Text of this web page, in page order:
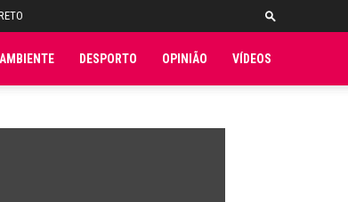
AMBIENTE DESPORTO OPINIÃO VÍDEOS